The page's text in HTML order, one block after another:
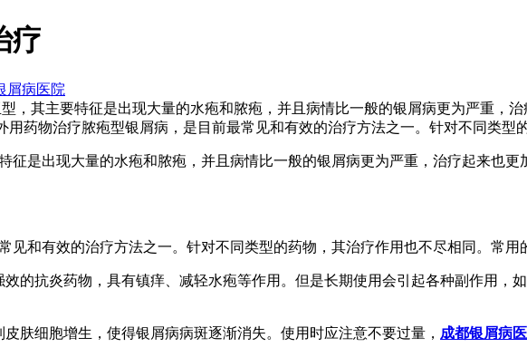
疗
屑病医院
，其主要特征是出现大量的水疱和脓疱，并且病情比一般的银屑病更为严重，
用药物治疗脓疱型银屑病，是目前最常见和有效的治疗方法之一。针对不同类型
征是出现大量的水疱和脓疱，并且病情比一般的银屑病更为严重，治疗起来也
见和有效的治疗方法之一。针对不同类型的药物，其治疗作用也不尽相同。常用
效的抗炎药物，具有镇痒、减轻水疱等作用。但是长期使用会引起各种副作用
肤细胞增生，使得银屑病病斑逐渐消失。使用时应注意不要过量， 成都银屑病